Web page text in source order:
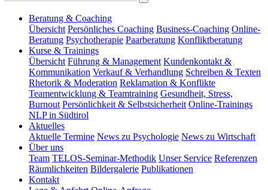
Beratung & Coaching
Übersicht Persönliches Coaching Business-Coaching Online-
Beratung Psychotherapie Paarberatung Konfliktberatung
Kurse & Trainings
Übersicht Führung & Management Kundenkontakt &
Kommunikation Verkauf & Verhandlung Schreiben & Texten
Rhetorik & Moderation Reklamation & Konflikte
Teamentwicklung & Teamtraining Gesundheit, Stress,
Burnout Persönlichkeit & Selbstsicherheit Online-Trainings
NLP in Südtirol
Aktuelles
Aktuelle Termine News zu Psychologie News zu Wirtschaft
Über uns
Team TELOS-Seminar-Methodik Unser Service Referenzen
Räumlichkeiten Bildergalerie Publikationen
Kontakt